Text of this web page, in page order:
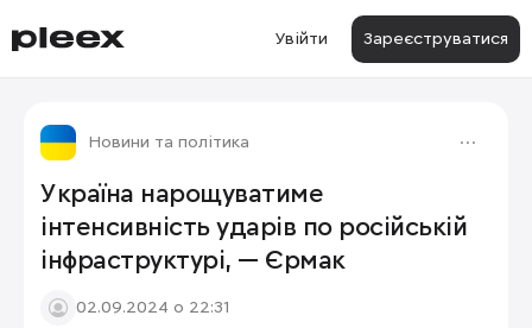
Увійти Зареєструватися
Новини та політика
Україна нарощуватиме
інтенсивність ударів по російській
інфраструктурі, — Єрмак
02.09.2024 о 22:31